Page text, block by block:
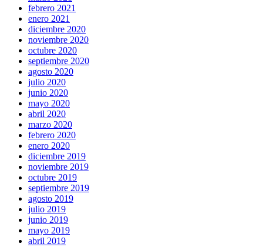
febrero 2021
enero 2021
diciembre 2020
noviembre 2020
octubre 2020
septiembre 2020
agosto 2020
julio 2020
junio 2020
mayo 2020
abril 2020
marzo 2020
febrero 2020
enero 2020
diciembre 2019
noviembre 2019
octubre 2019
septiembre 2019
agosto 2019
julio 2019
junio 2019
mayo 2019
abril 2019